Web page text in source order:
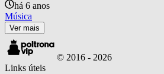
há 6 anos
Música
Ver mais
© 2016 - 2026
Links úteis